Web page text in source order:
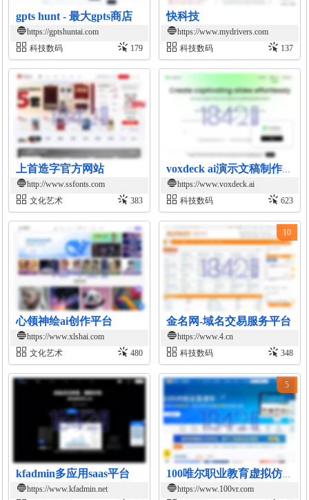
gpts hunt - 最大gpts商店
https://gptshuntai.com
科技数码
179
快科技
https://www.mydrivers.com
科技数码
137
上首造字官方网站
http://www.ssfonts.com
文化艺术
383
voxdeck ai演示文稿制作平台
https://www.voxdeck.ai
科技数码
623
心领神绘ai创作平台
https://www.xlshai.com
文化艺术
480
金名网-域名交易服务平台
https://www.4.cn
科技数码
348
10
kfadmin多应用saas平台
https://www.kfadmin.net
100唯尔职业教育虚拟仿真教学云平台
https://www.100vr.com
5